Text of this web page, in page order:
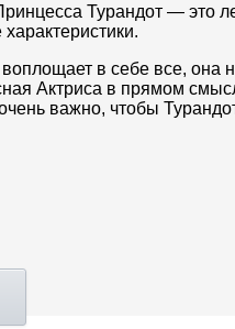
Турандот — это
в себе все, она
Актриса в прямом
важно, чтобы